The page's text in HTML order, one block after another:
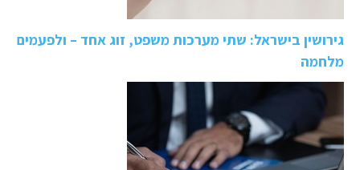
גירושין בישראל: שתי מערכות משפט, זוג אחד – ולפעמים
מלחמה